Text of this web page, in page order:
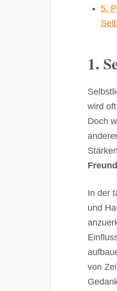
5.
1.
wird
Doch
In der
und
von